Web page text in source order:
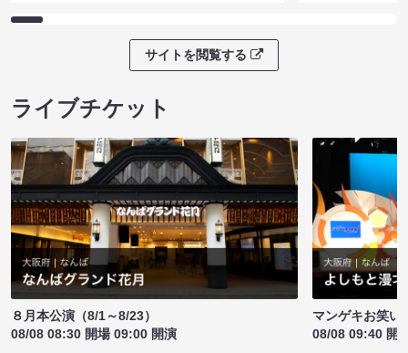
サイトを閲覧する
ライブチケット
８月本公演（8/1～8/23）
08/08 08:30 開場 09:00 開演
マンゲキお笑い
08/08 09:40 開